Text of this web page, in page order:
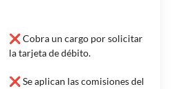
❌ Cobra un cargo por solicitar
la tarjeta de débito.
❌ Se aplican las comisiones del